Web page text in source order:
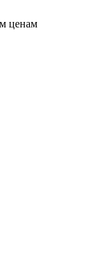
ценам